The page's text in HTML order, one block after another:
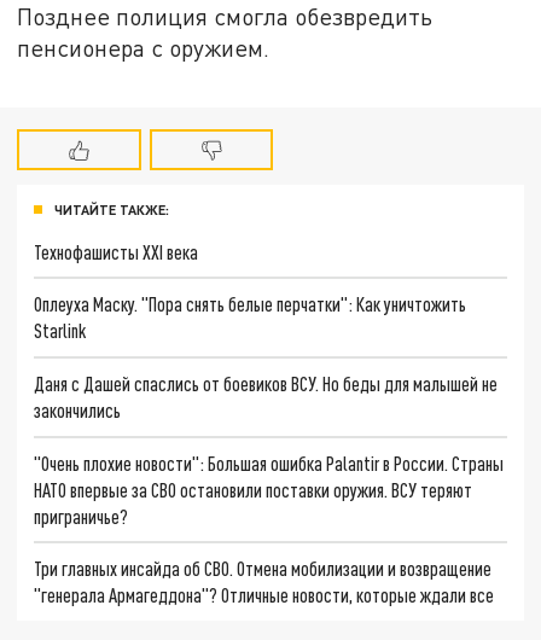
Позднее полиция смогла обезвредить
пенсионера с оружием.
ЧИТАЙТЕ ТАКЖЕ:
Технофашисты XXI века
Оплеуха Маску. "Пора снять белые перчатки": Как уничтожить
Starlink
Даня с Дашей спаслись от боевиков ВСУ. Но беды для малышей не
закончились
"Очень плохие новости": Большая ошибка Palantir в России. Страны
НАТО впервые за СВО остановили поставки оружия. ВСУ теряют
приграничье?
Три главных инсайда об СВО. Отмена мобилизации и возвращение
"генерала Армагеддона"? Отличные новости, которые ждали все